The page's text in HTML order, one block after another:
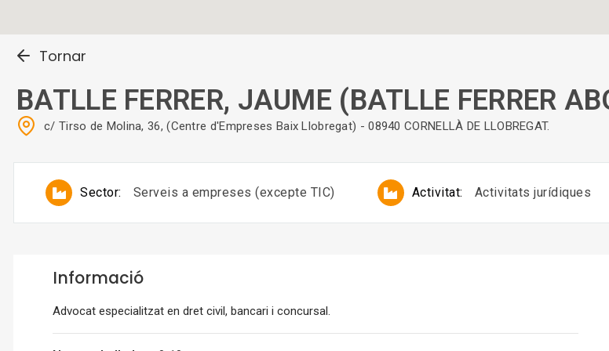
Tornar
BATLLE FERRER, JAUME (BATLLE FERRER
c/ Tirso de Molina, 36, (Centre d'Empreses Baix Llobregat) - 08940 CORNELLÀ DE LLOBREGAT.
Sector: Serveis a empreses (excepte TIC) Activitat: Activitats jurídiques
Informació
Advocat especialitzat en dret civil, bancari i concursal.